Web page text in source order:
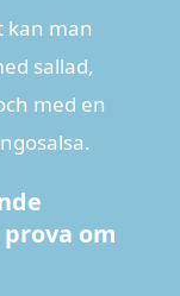
kan man
sallad,
med en
om